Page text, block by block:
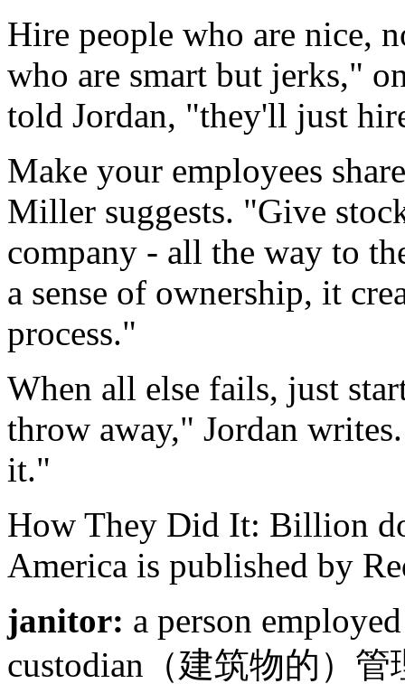
Hire people who are nice,
who are smart but jerks,"
told Jordan, "they'll just
Make your employees
Miller suggests. "Give
company - all the way to
a sense of ownership, it
process."
When all else fails, just
throw away," Jordan
it."
How They Did It: Billion
America is published by
janitor: a person
custodian（建筑物的）